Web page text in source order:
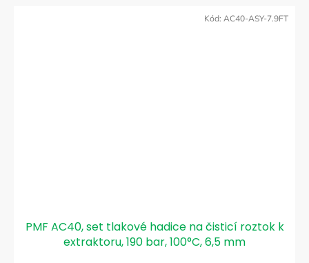
PMF AC40, set tlakové hadice na čisticí roztok k
extraktoru, 190 bar, 100°C, 6,5 mm
Kód: AC40-ASY-7.9FT